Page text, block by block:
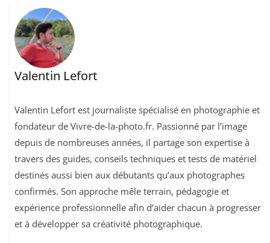
Valentin Lefort
Valentin Lefort est journaliste spécialisé en photographie et
fondateur de Vivre-de-la-photo.fr. Passionné par l’image
depuis de nombreuses années, il partage son expertise à
travers des guides, conseils techniques et tests de matériel
destinés aussi bien aux débutants qu’aux photographes
confirmés. Son approche mêle terrain, pédagogie et
expérience professionnelle afin d’aider chacun à progresser
et à développer sa créativité photographique.